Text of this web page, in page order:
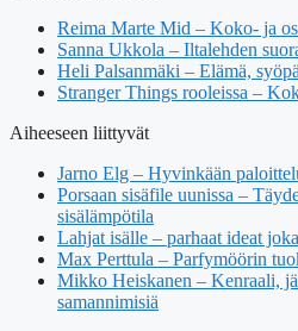
Reima Marte Mid – Koko- ja
Sanna Ukkola – Iltalehden
Heli Palsanmäki – Elämä,
Stranger Things rooleissa –
Aiheeseen liittyvät
Jarno Elg – Hyvinkään
Porsaan sisäfile uunissa –
sisälämpötila
Lahjat isälle – parhaat ideat
Max Perttula – Parfymöörin
Mikko Heiskanen – Kenraali,
samannimisiä